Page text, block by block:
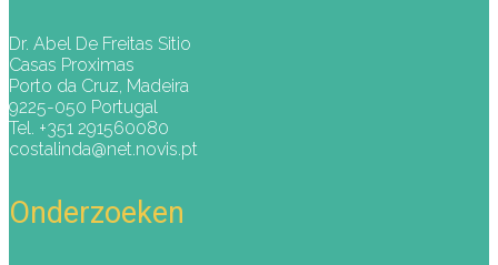
Dr. Abel De Freitas Sitio
Casas Proximas
Porto da Cruz, Madeira
9225-050 Portugal
Tel. +351 291560080
costalinda@net.novis.pt
Onderzoeken